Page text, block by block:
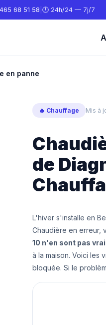
68 51 58 🕐 24h/24 — 7j/7
en panne
🔥 Chauffage Mis à
de
L'hiver s'installe en
Chaudière en erreur,
10 n'en sont pas
à la maison. Voici les
bloquée. Si le